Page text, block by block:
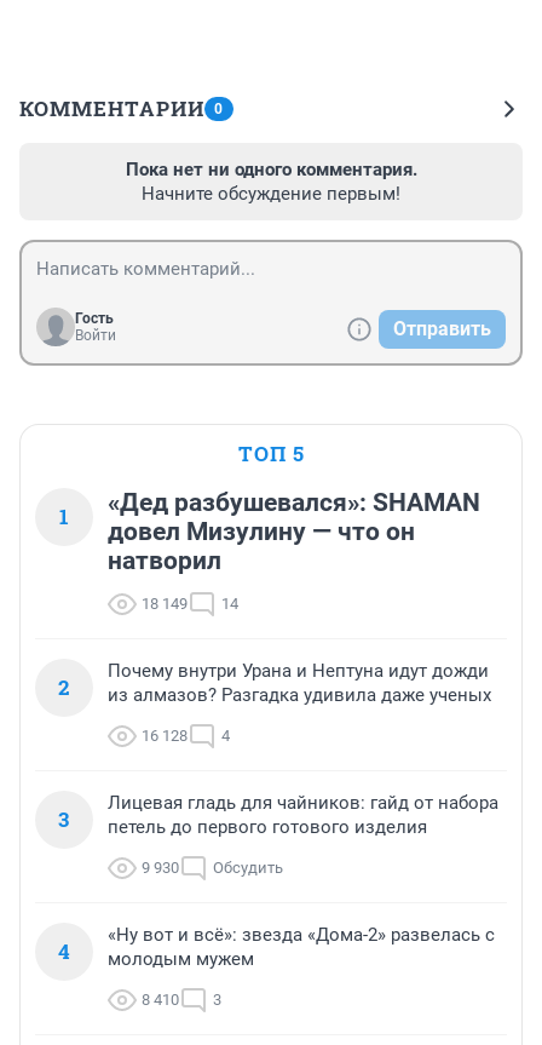
КОММЕНТАРИИ 0
Пока нет ни одного комментария.
Начните обсуждение первым!
Гость
Войти
Отправить
ТОП 5
1
«Дед разбушевался»: SHAMAN
довел Мизулину — что он
натворил
18 149 14
2
Почему внутри Урана и Нептуна идут дожди
из алмазов? Разгадка удивила даже ученых
16 128 4
3
Лицевая гладь для чайников: гайд от набора
петель до первого готового изделия
9 930 Обсудить
4
«Ну вот и всё»: звезда «Дома-2» развелась с
молодым мужем
8 410 3